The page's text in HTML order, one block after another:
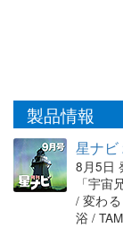
製品情報
星ナビ
8月5日
「宇宙
/ 変わ
浴 /